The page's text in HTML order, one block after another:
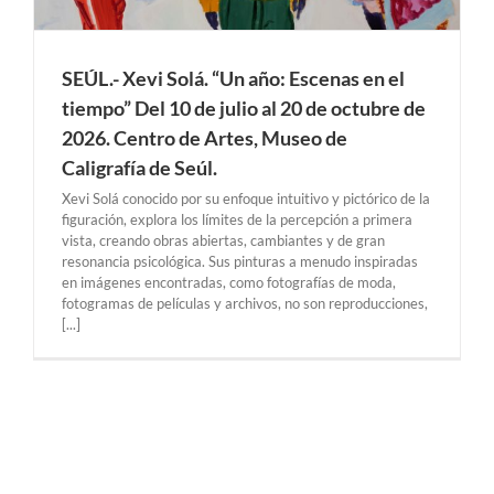
SEÚL.- Xevi Solá. “Un año: Escenas en el
tiempo” Del 10 de julio al 20 de octubre de
2026. Centro de Artes, Museo de
Caligrafía de Seúl.
Xevi Solá conocido por su enfoque intuitivo y pictórico de la
figuración, explora los límites de la percepción a primera
vista, creando obras abiertas, cambiantes y de gran
resonancia psicológica. Sus pinturas a menudo inspiradas
en imágenes encontradas, como fotografías de moda,
fotogramas de películas y archivos, no son reproducciones,
[...]